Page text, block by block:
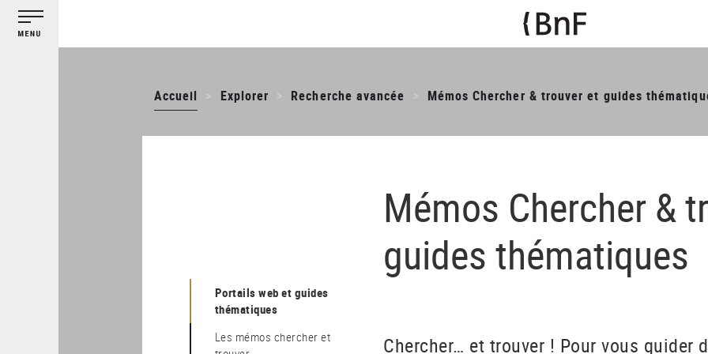
contenu
Accueil Explorer Recherche avancée Mémos Chercher & trouver et guides
Portails web et guides
thématiques
Les mémos chercher et
Mémos Chercher &
guides thématiques
Chercher… et trouver ! Pour vous guider
Gestion des cookies